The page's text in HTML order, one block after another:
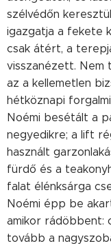
szélvédőn
igazgatja a fekete
csak átért, a
visszanézett. Nem
az a kellemetlen
hétköznapi
Noémi besétált a
negyedikre; a lift
használt
fürdő és a
falat élénksárga
Noémi épp be
amikor rádöbbent:
tovább a